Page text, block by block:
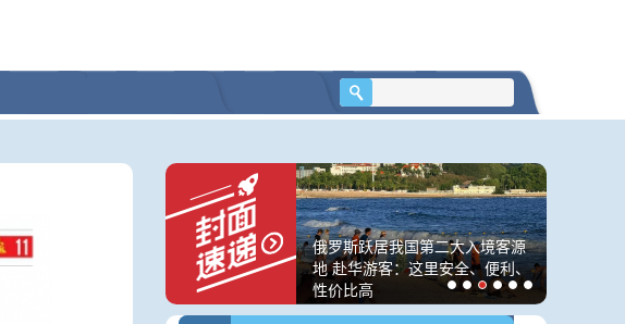
年
多个台风来袭，是否会相互影
俄罗斯跃居我国第二大入境客源
地 赴华游客：这里安全、便利、
性价比高
· 中国与尼加拉瓜宣布实质性完成自贸
· 发现800余颗新脉冲星“中国天眼”进入
成果爆发期
· 全面修复